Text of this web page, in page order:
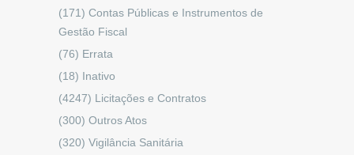
(171) Contas Públicas e Instrumentos de
Gestão Fiscal
(76) Errata
(18) Inativo
(4247) Licitações e Contratos
(300) Outros Atos
(320) Vigilância Sanitária